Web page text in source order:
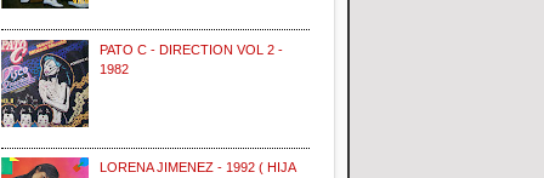
PATO C - DIRECTION VOL 2 -
1982
LORENA JIMENEZ - 1992 ( HIJA